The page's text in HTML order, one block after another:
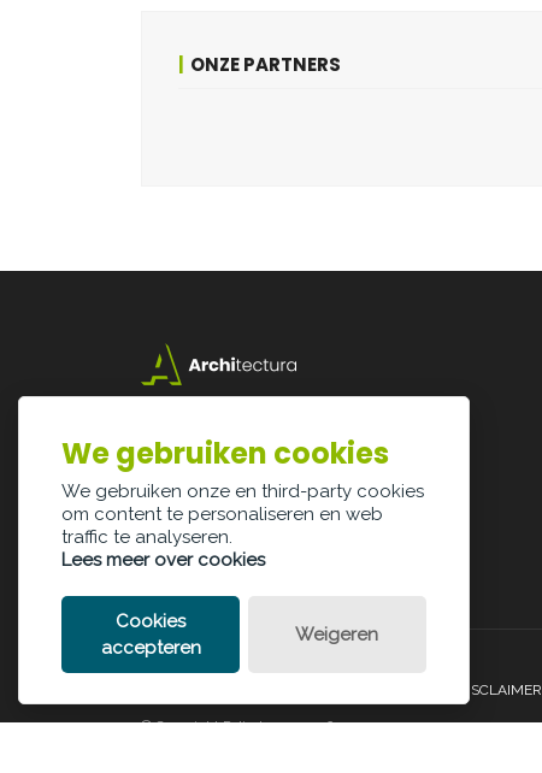
ONZE PARTNERS
3500 Hasselt
info@architectura.be
LEGAL DISCLAIMER
© Copyright Palindroom 2026
We gebruiken cookies
We gebruiken onze en third-party cookies
om content te personaliseren en web
traffic te analyseren.
Lees meer over cookies
Cookies
accepteren
Weigeren